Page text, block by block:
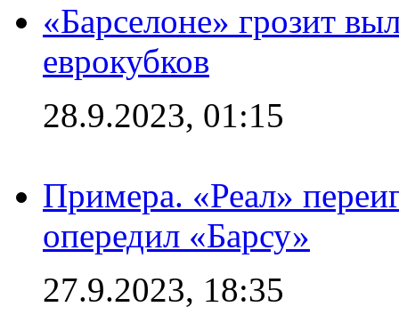
«Барселоне» грозит
еврокубков
28.9.2023, 01:15
Примера. «Реал»
опередил «Барсу»
27.9.2023, 18:35